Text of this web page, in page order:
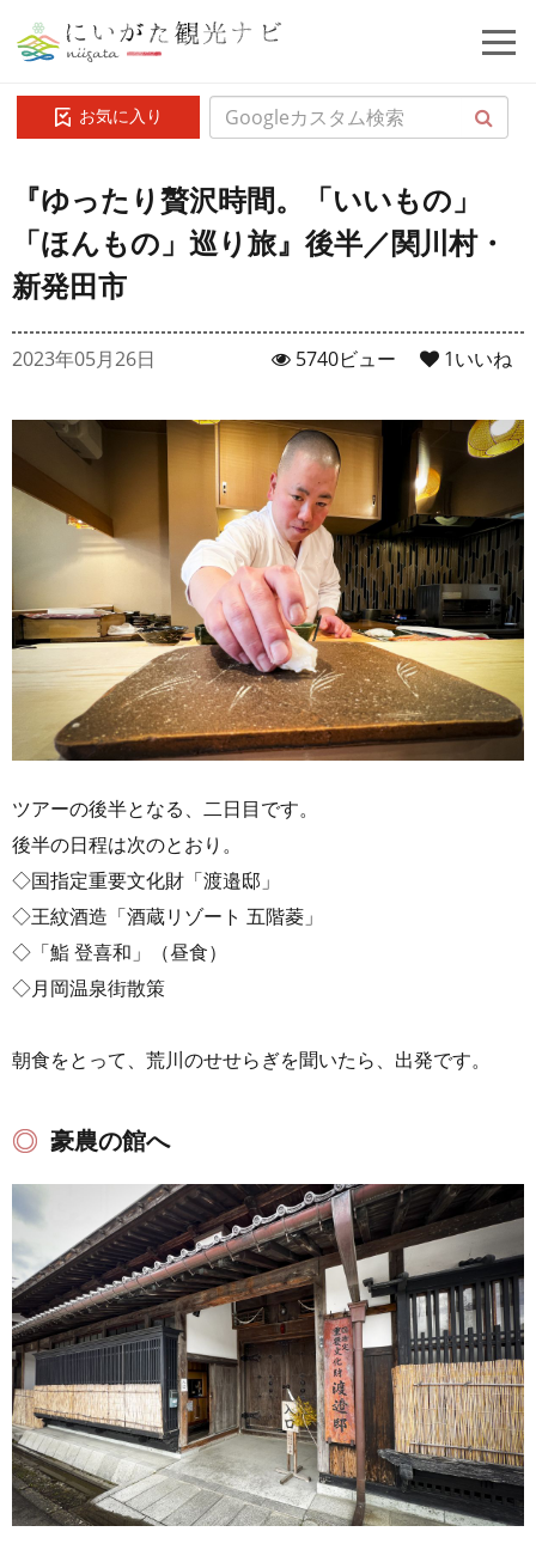
お気に入り
『ゆったり贅沢時間。「いいもの」
「ほんもの」巡り旅』後半／関川村・
新発田市
2023年05月26日 1いいね
5740ビュー
ツアーの後半となる、二日目です。
後半の日程は次のとおり。
◇国指定重要文化財「渡邉邸」
​◇王紋酒造「酒蔵リゾート 五階菱」
​◇「鮨 登喜和」（昼食）
​◇月岡温泉街散策
朝食をとって、荒川のせせらぎを聞いたら、出発です。
豪農の館へ